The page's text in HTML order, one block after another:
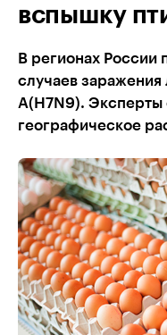
вспышку
В регионах России
случаев
A(H7N9).
географическое